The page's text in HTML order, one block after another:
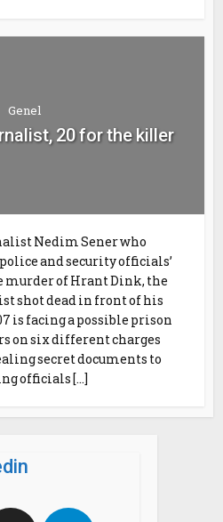
Genel
20 for the killer
Nedim Sener who
and security officials’
murder of Hrant Dink, the
shot dead in front of his
is facing a possible prison
on six different charges
secret documents to
officials […]